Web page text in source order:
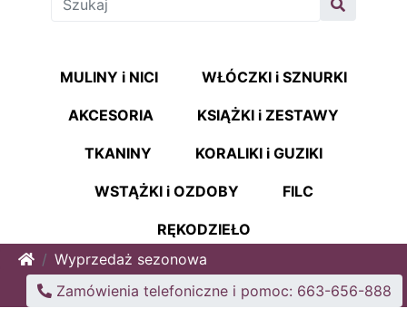
MULINY i NICI WŁÓCZKI i SZNURKI
AKCESORIA KSIĄŻKI i ZESTAWY
TKANINY KORALIKI i GUZIKI
WSTĄŻKI i OZDOBY FILC
RĘKODZIEŁO
HomeWyprzedaż sezonowa
Zamówienia telefoniczne i pomoc: 663-656-888